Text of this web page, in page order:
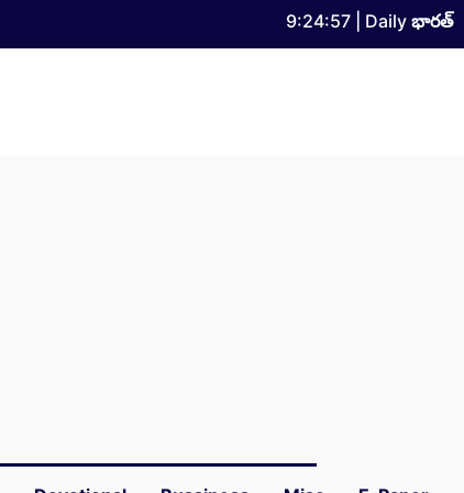
9:24:58 | Daily భారత్